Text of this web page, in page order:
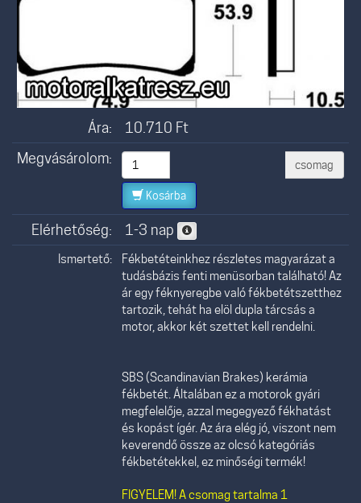
Ára: 10.710 Ft
Megvásárolom:
csomag
Kosárba
Elérhetőség: 1-3 nap
Ismertető:
Fékbetéteinkhez részletes magyarázat a
tudásbázis fenti menüsorban található! Az
ár egy féknyeregbe való fékbetétszetthez
tartozik, tehát ha elöl dupla tárcsás a
motor, akkor két szettet kell rendelni.
SBS (Scandinavian Brakes) kerámia
fékbetét. Általában ez a motorok gyári
megfelelője, azzal megegyező fékhatást
és kopást ígér. Az ára elég jó, viszont nem
keverendő össze az olcsó kategóriás
fékbetétekkel, ez minőségi termék!
FIGYELEM! A csomag tartalma 1